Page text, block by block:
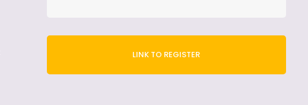
LINK TO REGISTER